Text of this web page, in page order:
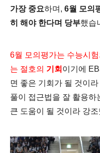
가장 중요하며, 6월 모의
히 해야 한다며 당부했습
6월 모의평가는 수능시
는 절호의 기회 이기에
면 좋은 기회가 될 것이
풀이 접근법을 잘 활용하
큰 도움이 될 것이라 강